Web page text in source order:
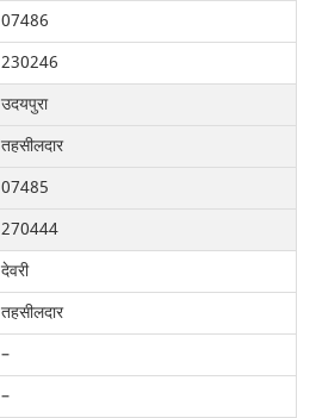
07486
230246
उदयपुरा
तहसीलदार
07485
270444
देवरी
तहसीलदार
–
–